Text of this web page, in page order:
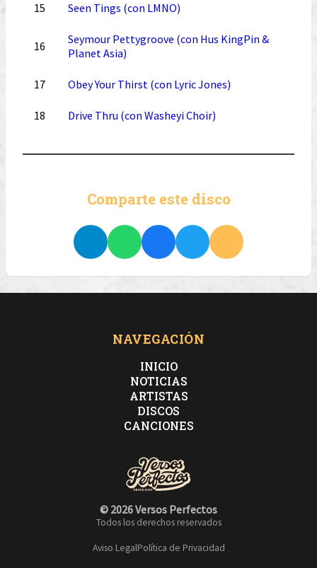
15 Seen Tings (con LMNO)
16
Seymour Pettygroove (con Hus KingPin &
Planet Asia)
17 Obey Your Thirst (con Lyric Jones)
18 Drive Thru (con Washeyi Choir)
Comparte este disco
NAVEGACIÓN
INICIO
NOTICIAS
ARTISTAS
DISCOS
CANCIONES
© 2026 Versos Perfectos
Todos los derechos reservados
Aviso LegalPolítica de Privacidad